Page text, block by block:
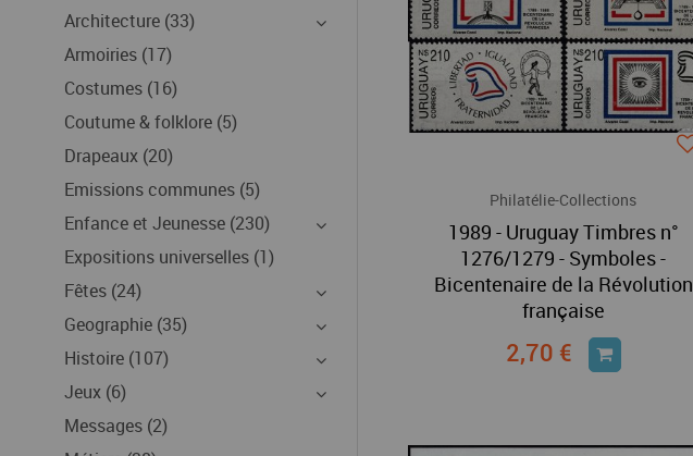
Architecture (33)
Armoiries (17)
Costumes (16)
Coutume & folklore (5)
Drapeaux (20)
Emissions communes (5)
Enfance et Jeunesse (230)
Expositions universelles (1)
Fêtes (24)
Geographie (35)
Histoire (107)
Jeux (6)
Messages (2)
Philatélie-Collections
1989 - Uruguay Timbres n°
1276/1279 - Symboles -
Bicentenaire de la Révolution
française
2,70 €